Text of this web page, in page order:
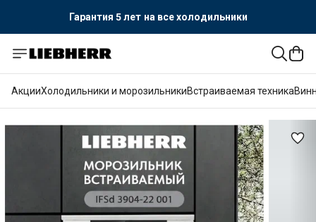
Гарантия 5 лет на все холодильники
Официальный поставщик LIEBHERR
на все холодильники
АкцииХолодильники и морозильникиВстраиваемая техника